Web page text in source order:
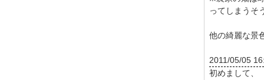
ってしまうそ
他の綺麗な景
2011/05/05
初めまして、